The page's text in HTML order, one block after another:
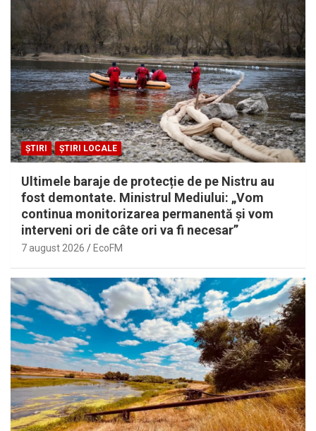
ȘTIRI ȘTIRI LOCALE
Ultimele baraje de protecție de pe Nistru au
fost demontate. Ministrul Mediului: „Vom
continua monitorizarea permanentă și vom
interveni ori de câte ori va fi necesar”
7 august 2026 EcoFM